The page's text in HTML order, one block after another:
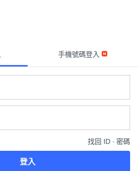
手機號碼登入
找回 ID ∙ 密碼
登入